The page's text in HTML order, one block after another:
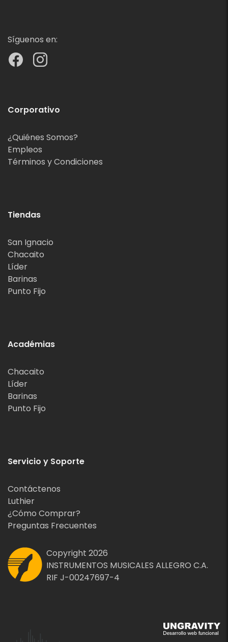
Síguenos en:
Corporativo
¿Quiénes Somos?
Empleos
Términos y Condiciones
Tiendas
San Ignacio
Chacaito
Líder
Barinas
Punto Fijo
Académias
Chacaito
Líder
Barinas
Punto Fijo
Servicio y Soporte
Contáctenos
Luthier
¿Cómo Comprar?
Preguntas Frecuentes
Copyright 2026
INSTRUMENTOS MUSICALES ALLEGRO C.A.
RIF J-00247697-4